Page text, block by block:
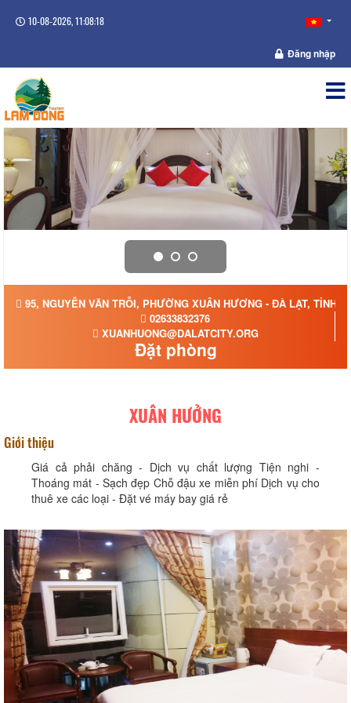
10-08-2026, 11:08:18
Đăng nhập
95, NGUYỄN VĂN TRỖI, PHƯỜNG XUÂN HƯƠNG - ĐÀ LẠT, TỈNH
02633832376
XUANHUONG@DALATCITY.ORG
Đặt phòng
XUÂN HƯỞNG
Giới thiệu
Giá cả phải chăng - Dịch vụ chất lượng Tiện nghi -
Thoáng mát - Sạch đẹp Chỗ đậu xe miễn phí Dịch vụ cho
thuê xe các loại - Đặt vé máy bay giá rẻ